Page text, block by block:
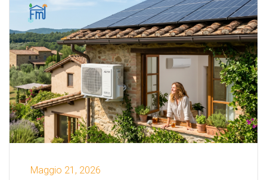
Maggio 21, 2026